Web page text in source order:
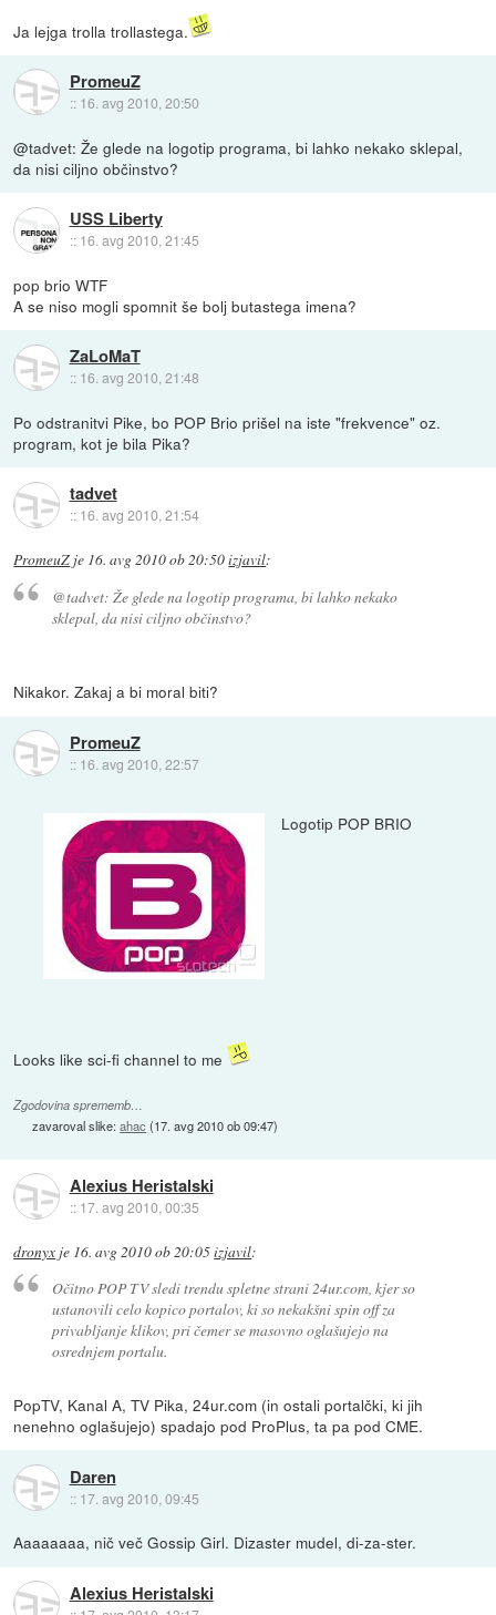
Ja lejga trolla trollastega.
PromeuZ
:: 16. avg 2010, 20:50
@tadvet: Že glede na logotip programa, bi lahko nekako sklepal,
da nisi ciljno občinstvo?
USS Liberty
:: 16. avg 2010, 21:45
pop brio WTF
A se niso mogli spomnit še bolj butastega imena?
ZaLoMaT
:: 16. avg 2010, 21:48
Po odstranitvi Pike, bo POP Brio prišel na iste "frekvence" oz.
program, kot je bila Pika?
tadvet
:: 16. avg 2010, 21:54
PromeuZ je 16. avg 2010 ob 20:50izjavil:
@tadvet: Že glede na logotip programa, bi lahko nekako
sklepal, da nisi ciljno občinstvo?
Nikakor. Zakaj a bi moral biti?
PromeuZ
:: 16. avg 2010, 22:57
Logotip POP BRIO
Looks like sci-fi channel to me
Zgodovina sprememb…
zavaroval slike:ahac (17. avg 2010 ob 09:47)
Alexius Heristalski
:: 17. avg 2010, 00:35
dronyx je 16. avg 2010 ob 20:05izjavil:
Očitno POP TV sledi trendu spletne strani 24ur.com, kjer so
ustanovili celo kopico portalov, ki so nekakšni spin off za
privabljanje klikov, pri čemer se masovno oglašujejo na
osrednjem portalu.
PopTV, Kanal A, TV Pika, 24ur.com (in ostali portalčki, ki jih
nenehno oglašujejo) spadajo pod ProPlus, ta pa pod CME.
Daren
:: 17. avg 2010, 09:45
Aaaaaaaa, nič več Gossip Girl. Dizaster mudel, di-za-ster.
Alexius Heristalski